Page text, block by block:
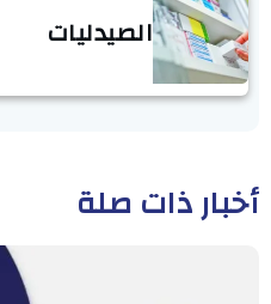
الصيدليات
أخبار ذات صلة